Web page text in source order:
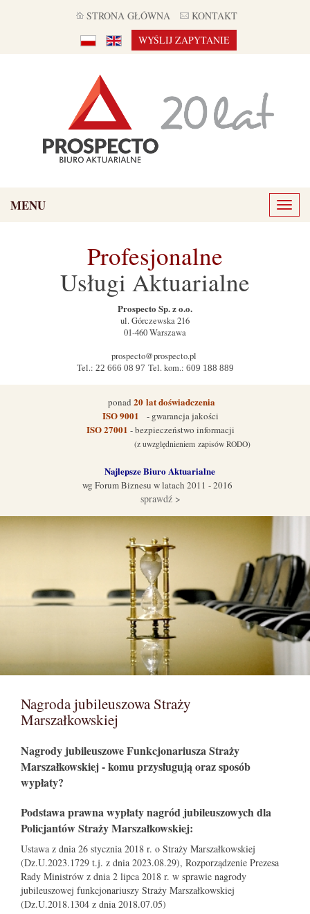
STRONA GŁÓWNA
KONTAKT
WYŚLIJ ZAPYTANIE
MENU
Toggle
Profesjonalne
Usługi Aktuarialne
Prospecto Sp. z o.o.
ul.Górczewska 216
01-460Warszawa
prospecto@prospecto.pl
Tel.: 22 666 08 97 Tel. kom.: 609 188 889
ponad 20lat doświadczenia
ISO 9001 - gwarancja jakości
ISO 27001 - bezpieczeństwo informacji
(z uwzględnieniem zapisów RODO)
Najlepsze Biuro Aktuarialne
wg Forum Biznesu w latach 2011 - 2016
sprawdź >
Nagroda jubileuszowa Straży
Marszałkowskiej
Nagrody jubileuszowe Funkcjonariusza Straży
Marszałkowskiej - komu przysługują oraz sposób
wypłaty?
Podstawa prawna wypłaty nagród jubileuszowych dla
Policjantów Straży Marszałkowskiej:
Ustawa z dnia 26 stycznia 2018 r. o Straży Marszałkowskiej
(Dz.U.2023.1729 t.j. z dnia 2023.08.29), Rozporządzenie Prezesa
Rady Ministrów z dnia 2 lipca 2018 r. w sprawie nagrody
jubileuszowej funkcjonariuszy Straży Marszałkowskiej
(Dz.U.2018.1304 z dnia 2018.07.05)